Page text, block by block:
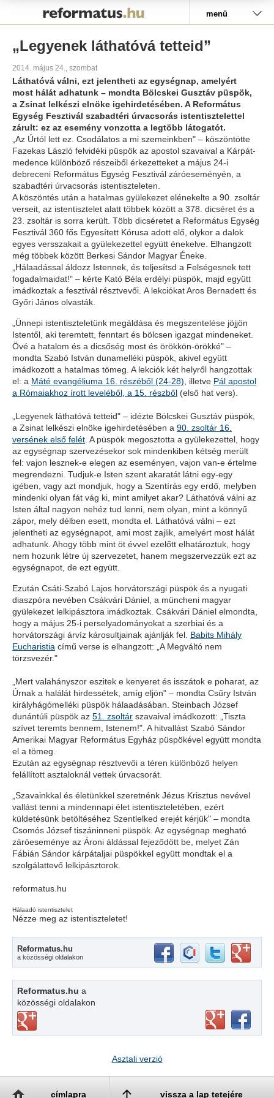
menü
„Legyenek láthatóvá tetteid”
2014. május 24., szombat
Láthatóvá válni, ezt jelentheti az egységnap, amelyért
most hálát adhatunk – mondta Bölcskei Gusztáv püspök,
a Zsinat lelkészi elnöke igehirdetésében. A Református
Egység Fesztivál szabadtéri úrvacsorás istentisztelettel
zárult: ez az esemény vonzotta a legtöbb látogatót.
„Az Úrtól lett ez. Csodálatos a mi szemeinkben" – köszöntötte
Fazekas László felvidéki püspök az apostol szavaival a Kárpát-
medence különböző részeiből érkezetteket a május 24-i
debreceni Református Egység Fesztivál záróeseményén, a
szabadtéri úrvacsorás istentiszteleten.
A köszöntés után a hatalmas gyülekezet elénekelte a 90. zsoltár
verseit, az istentisztelet alatt többek között a 378. dicséret és a
23. zsoltár is sorra került. Több dicséretet a Református Egység
Fesztivál 360 fős Egyesített Kórusa adott elő, olykor a dalok
egyes versszakait a gyülekezettel együtt énekelve. Elhangzott
még többek között Berkesi Sándor Magyar Éneke.
„Hálaadással áldozz Istennek, és teljesítsd a Felségesnek tett
fogadalmaidat!" – kérte Kató Béla erdélyi püspök, majd együtt
imádkoztak a fesztivál résztvevői. A lekciókat Aros Bernadett és
Győri János olvasták.
„Ünnepi istentiszteletünk megáldása és megszentelése jöjjön
Istentől, aki teremtett, fenntart és bölcsen igazgat mindeneket.
Övé a hatalom és a dicsőség most és örökkön-örökké" –
mondta Szabó István dunamelléki püspök, akivel együtt
imádkozott a hatalmas tömeg. A lekciók két helyről hangzottak
el: a Máté evangéliuma 16. részéből (24-28) , illetve Pál apostol
a Rómaiakhoz írott leveléből, a 15. részből (első hat vers).
„Legyenek láthatóvá tetteid" – idézte Bölcskei Gusztáv püspök,
a Zsinat lelkészi elnöke igehirdetésében a 90. zsoltár 16.
versének első felét . A püspök megosztotta a gyülekezettel, hogy
az egységnap szervezésekor sok mindenkiben kétség merült
fel: vajon lesznek-e elegen az eseményen, vajon van-e értelme
megrendezni. Tudjuk-e Isten szent akaratát látni egy-egy
igében, vagy azt mondjuk, hogy a Szentírás egy erdő, melyben
mindenki olyan fát vág ki, mint amilyet akar? Láthatóvá válni az
Isten által nagyon nehéz tud lenni, nem olyan, mint a könnyű
zápor, mely délben esett, mondta el. Láthatóvá válni – ezt
jelentheti az egységnapot, ami most zajlik, amelyért most hálát
adhatunk. Ahogy több mint öt évvel ezelőtt elhatároztuk, hogy
nem hozunk létre új szervezetet, hanem megszervezzük ezt az
egységnapot, de ezt együtt.
Ezután Csáti-Szabó Lajos horvátországi püspök és a nyugati
diaszpóra nevében Csákvári Dániel, a müncheni magyar
gyülekezet lelkipásztora imádkoztak. Csákvári Dániel elmondta,
hogy a május 25-i perselyadományokat a szerbiai és a
horvátországi árvíz károsultjainak ajánlják fel. Babits Mihály
Eucharistia című verse is elhangzott: „A Megváltó nem
törzsvezér."
„Mert valahányszor eszitek e kenyeret és isszátok e poharat, az
Úrnak a halálát hirdessétek, amíg eljön" – mondta Csűry István
királyhágómelléki püspök hálaadásában. Steinbach József
dunántúli püspök az 51. zsoltár szavaival imádkozott: „Tiszta
szívet teremts bennem, Istenem!". A hitvallást Szabó Sándor
Amerikai Magyar Református Egyház püspökével együtt mondta
el a tömeg.
Ezután az egységnap résztvevői a téren különböző helyen
felállított asztaloknál vettek úrvacsorát.
„Szavainkkal és életünkkel szeretnénk Jézus Krisztus nevével
vallást tenni a mindennapi élet istentiszteletében, ezért
küldetésünk betöltéséhez Szentlelked erejét kérjük" – mondta
Csomós József tiszáninneni püspök. Az egységnap megható
záróeseménye az Ároni áldással fejeződött be, melyet Zán
Fábián Sándor kárpátaljai püspökkel együtt mondtak el a
szolgálattevő lelkipásztorok.
reformatus.hu
Hálaadó istentisztelet
Nézze meg az istentiszteletet!
Reformatus.hu
a közösségi oldalakon
Reformatus.hu a
közösségi oldalakon
Asztali verzió
címlapra vissza a lap tetejére